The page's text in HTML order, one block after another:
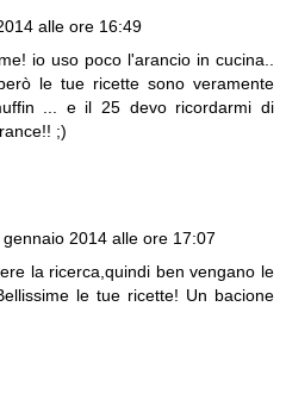
alle ore 16:49
io uso poco l'arancio in cucina..
le tue ricette sono veramente
... e il 25 devo ricordarmi di
;)
gennaio 2014 alle ore 17:07
la ricerca,quindi ben vengano le
le tue ricette! Un bacione